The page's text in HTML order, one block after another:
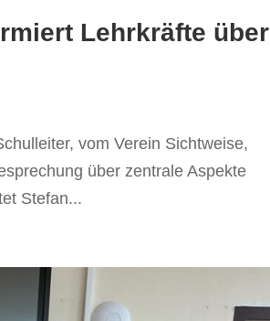
Lehrkräfte über
vom Verein Sichtweise,
über zentrale Aspekte
Stefan...